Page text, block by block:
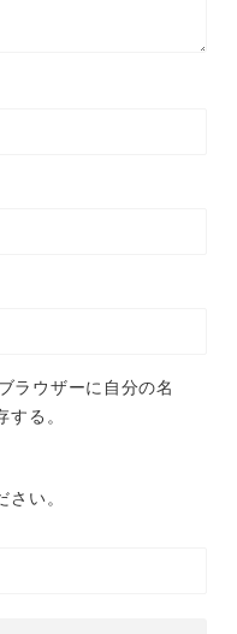
ラウザーに自分の名
る。
い。